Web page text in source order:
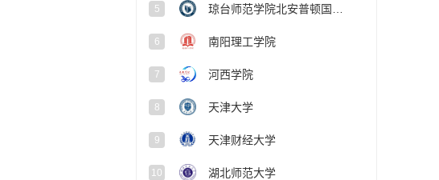
5
6 南阳理工学院
7 河西学院
8 天津大学
9 天津财经大学
10 湖北师范大学